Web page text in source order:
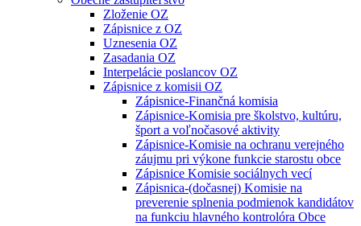
Zloženie OZ
Zápisnice z OZ
Uznesenia OZ
Zasadania OZ
Interpelácie poslancov OZ
Zápisnice z komisii OZ
Zápisnice-Finančná komisia
Zápisnice-Komisia pre školstvo, kultúru,
šport a voľnočasové aktivity
Zápisnice-Komisie na ochranu verejného
záujmu pri výkone funkcie starostu obce
Zápisnice Komisie sociálnych vecí
Zápisnica-(dočasnej) Komisie na
preverenie splnenia podmienok kandidátov
na funkciu hlavného kontrolóra Obce